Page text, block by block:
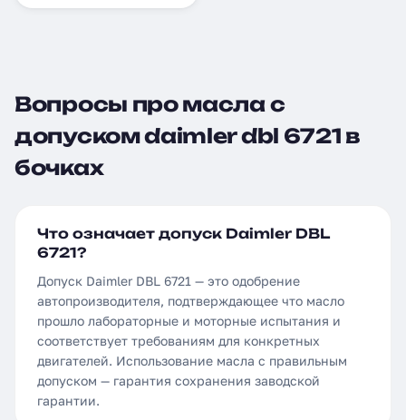
Вопросы про масла с
допуском daimler dbl 6721 в
бочках
Что означает допуск Daimler DBL
6721?
Допуск Daimler DBL 6721 — это одобрение
автопроизводителя, подтверждающее что масло
прошло лабораторные и моторные испытания и
соответствует требованиям для конкретных
двигателей. Использование масла с правильным
допуском — гарантия сохранения заводской
гарантии.